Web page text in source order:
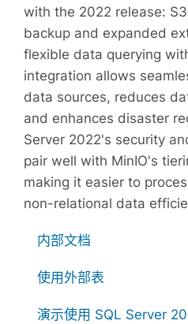
with the 2022 release:
backup and expanded
flexible data querying
integration allows
data sources, reduces
and enhances disaster
Server 2022's security
pair well with MinIO's
making it easier to
non-relational data
内部文档
使用外部表
演示使用 SQL Server